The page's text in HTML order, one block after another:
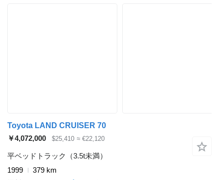
Toyota LAND CRUISER 70
￥4,072,000
$25,410 ≈ €22,120
平ベッドトラック（3.5t未満）
1999
379 km